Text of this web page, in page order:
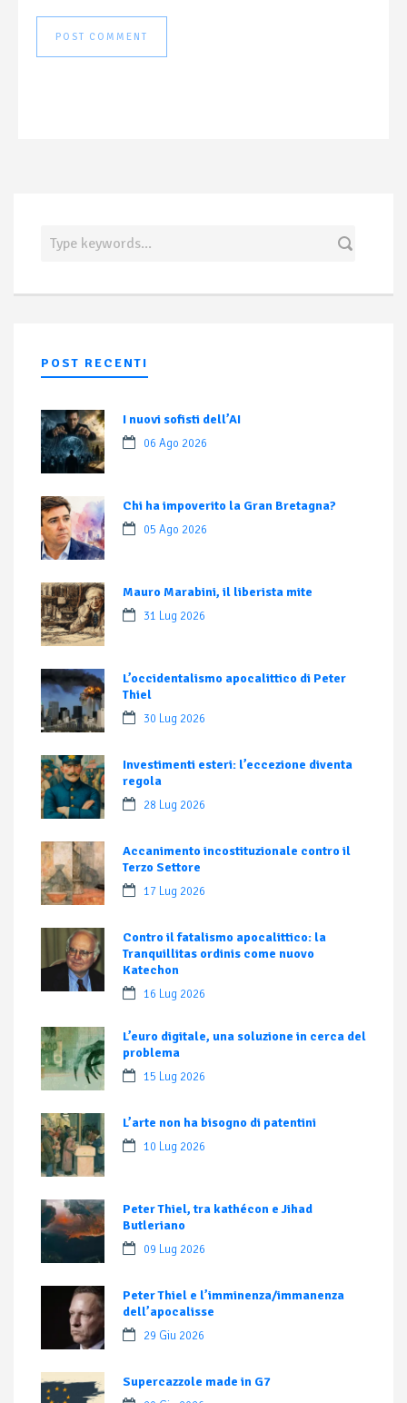
POST RECENTI
I nuovi sofisti dell’AI
06 Ago 2026
Chi ha impoverito la Gran Bretagna?
05 Ago 2026
Mauro Marabini, il liberista mite
31 Lug 2026
L’occidentalismo apocalittico di Peter
Thiel
30 Lug 2026
Investimenti esteri: l’eccezione diventa
regola
28 Lug 2026
Accanimento incostituzionale contro il
Terzo Settore
17 Lug 2026
Contro il fatalismo apocalittico: la
Tranquillitas ordinis come nuovo
Katechon
16 Lug 2026
L’euro digitale, una soluzione in cerca del
problema
15 Lug 2026
L’arte non ha bisogno di patentini
10 Lug 2026
Peter Thiel, tra kathécon e Jihad
Butleriano
09 Lug 2026
Peter Thiel e l’imminenza/immanenza
dell’apocalisse
29 Giu 2026
Supercazzole made in G7